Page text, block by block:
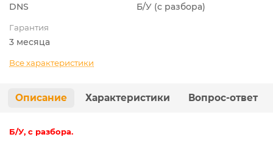
DNS Б/У (с разбора)
Гарантия
3 месяца
Все характеристики
Описание Характеристики Вопрос-ответ
Б/У, с разбора.